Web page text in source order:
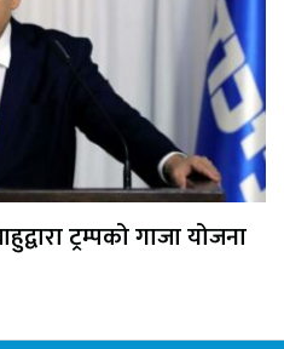
ट्रम्पको गाजा योजना